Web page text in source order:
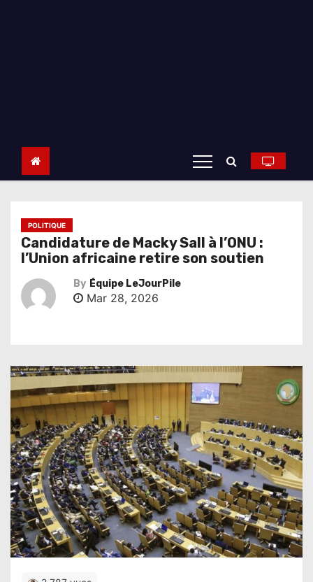
POLITIQUE
Candidature de Macky Sall à l’ONU :
l’Union africaine retire son soutien
By Équipe LeJourPile
Mar 28, 2026